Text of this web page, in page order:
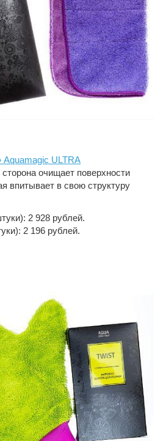
ULTRA
сторона очищает поверхности
впитывает в свою структуру
2 928 рублей.
2 196 рублей.